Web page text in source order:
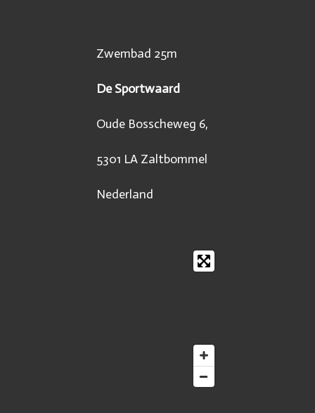
Zwembad 25m
De Sportwaard
Oude Bosscheweg 6,
5301 LA Zaltbommel
Nederland